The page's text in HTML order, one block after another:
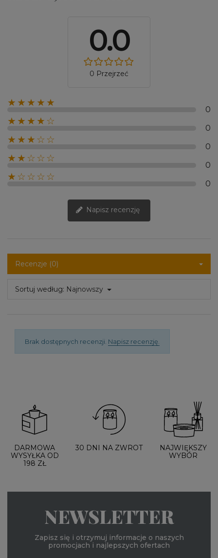
0.0
0 Przejrzeć
★★★★★
0
★★★★☆
0
★★★☆☆
0
★★☆☆☆
0
★☆☆☆☆
0
Napisz recenzję
Recenzje (0)
Sortuj według: Najnowszy
Brak dostępnych recenzji. Napisz recenzję.
DARMOWA
WYSYŁKA OD
198 ZŁ
30 DNI NA ZWROT
NAJWIĘKSZY
WYBÓR
NEWSLETTER
Zapisz się i otrzymuj informacje o naszych
promocjach i najlepszych ofertach